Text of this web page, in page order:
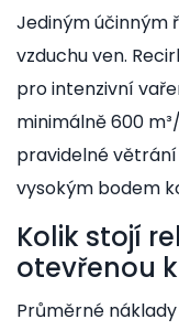
Jediným účinným
vzduchu ven.
pro intenzivní
minimálně 600
pravidelné
vysokým bodem
Kolik stojí
otevřenou
Průměrné